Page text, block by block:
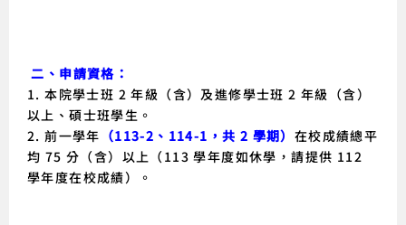
二、申請資格 ：
1. 本院學士班 2 年級（含）及進修學士班 2 年級（含）
以上、碩士班學生。
2. 前一學年 （113-2、114-1，共 2 學期） 在校成績總平
均 75 分（含）以上（113 學年度如休學，請提供 112
學年度在校成績）。